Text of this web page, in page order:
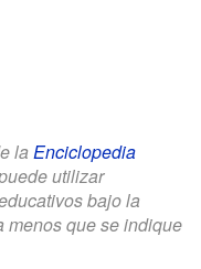
la Enciclopedia
utilizar
bajo la
menos que se indique